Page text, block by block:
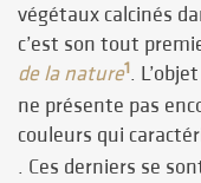
végétaux calcinés
c’est son tout
de la nature1.
ne présente pas
couleurs qui
. Ces derniers se